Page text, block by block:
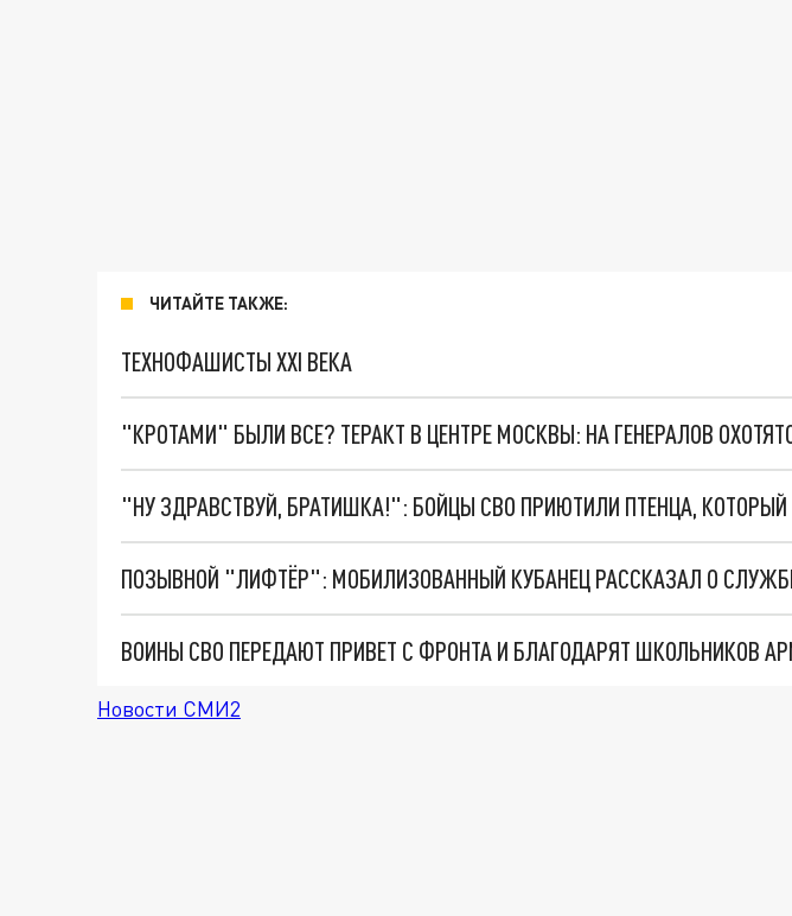
ЧИТАЙТЕ ТАКЖЕ:
ТЕХНОФАШИСТЫ XXI ВЕКА
"КРОТАМИ" БЫЛИ ВСЕ? ТЕРАКТ В ЦЕНТРЕ МОСКВЫ: НА ГЕНЕРАЛОВ
"НУ ЗДРАВСТВУЙ, БРАТИШКА!": БОЙЦЫ СВО ПРИЮТИЛИ ПТЕНЦА,
ПОЗЫВНОЙ "ЛИФТЁР": МОБИЛИЗОВАННЫЙ КУБАНЕЦ РАССКАЗАЛ О
Новости СМИ2